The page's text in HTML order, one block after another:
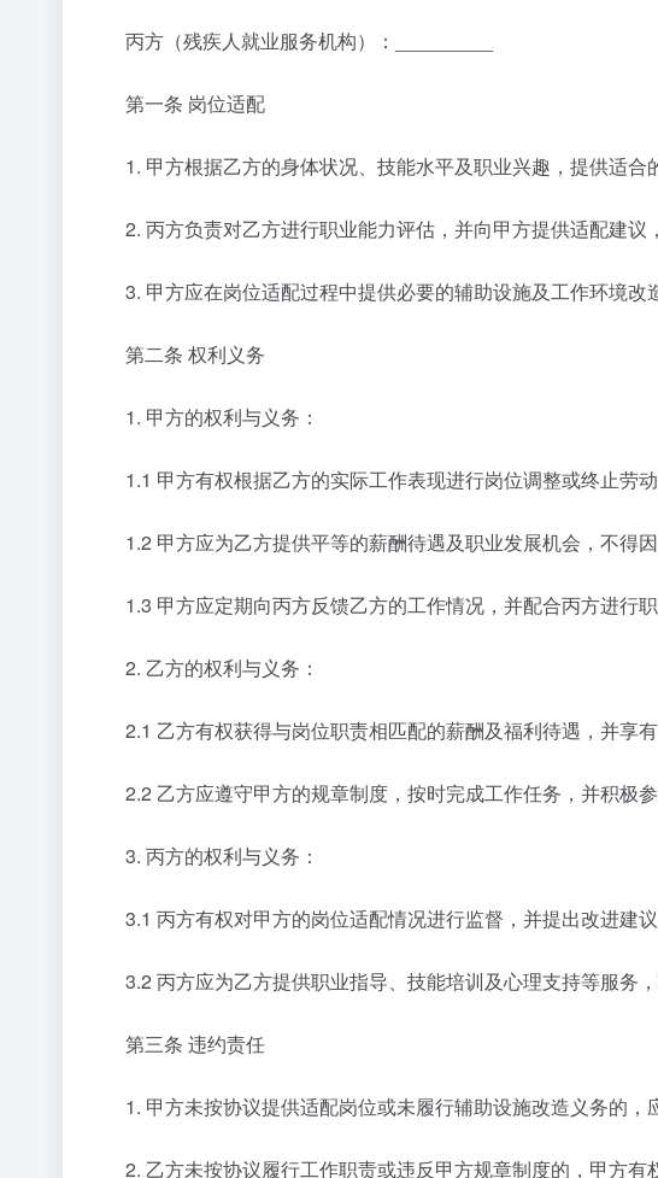
丙方（残疾人就业服务机构）：_________
第一条 岗位适配
1. 甲方根据乙方的身体状况、技能水平及职业兴趣，提供适合
2. 丙方负责对乙方进行职业能力评估，并向甲方提供适配建议
3. 甲方应在岗位适配过程中提供必要的辅助设施及工作环境改
第二条 权利义务
1. 甲方的权利与义务：
1.1 甲方有权根据乙方的实际工作表现进行岗位调整或终止劳动
1.2 甲方应为乙方提供平等的薪酬待遇及职业发展机会，不得因
1.3 甲方应定期向丙方反馈乙方的工作情况，并配合丙方进行职
2. 乙方的权利与义务：
2.1 乙方有权获得与岗位职责相匹配的薪酬及福利待遇，并享有
2.2 乙方应遵守甲方的规章制度，按时完成工作任务，并积极参
3. 丙方的权利与义务：
3.1 丙方有权对甲方的岗位适配情况进行监督，并提出改进建议
3.2 丙方应为乙方提供职业指导、技能培训及心理支持等服务，
第三条 违约责任
1. 甲方未按协议提供适配岗位或未履行辅助设施改造义务的，
2. 乙方未按协议履行工作职责或违反甲方规章制度的，甲方有